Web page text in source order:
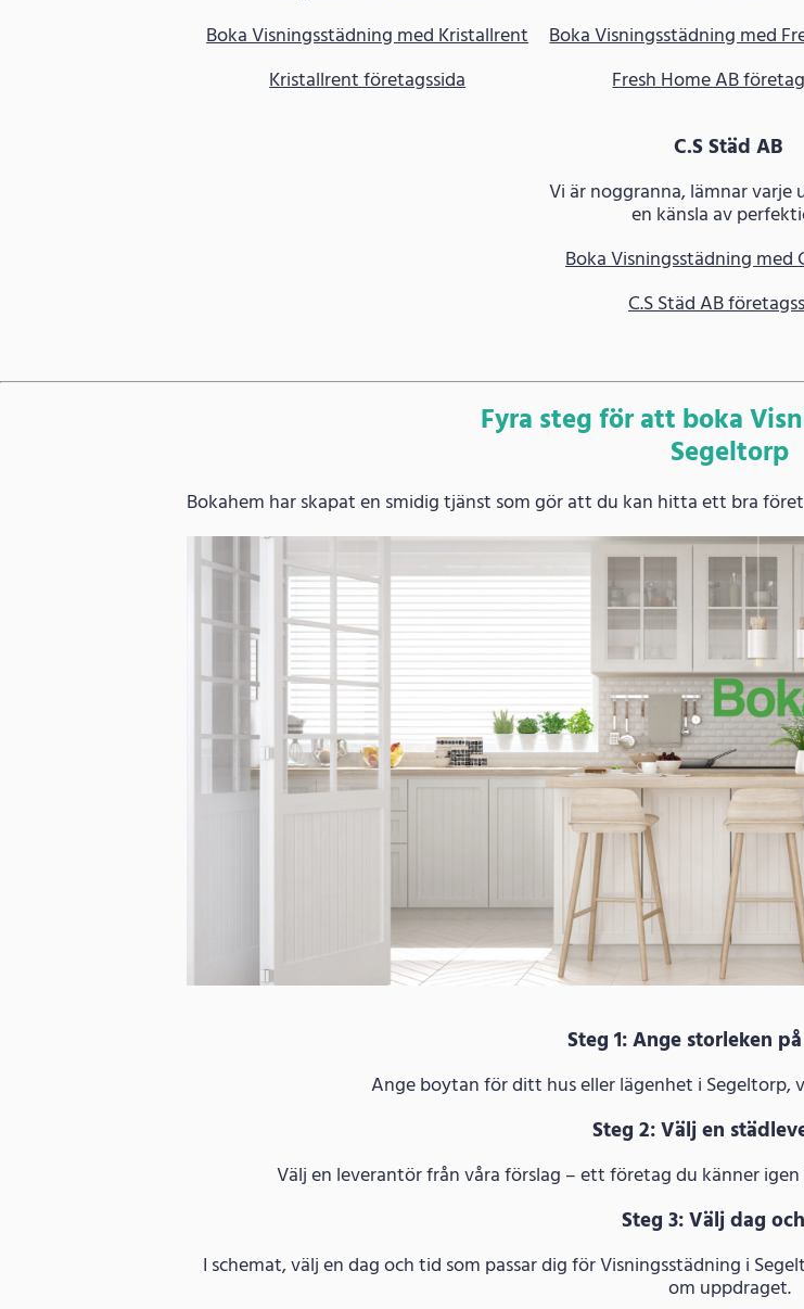
Boka Visningsstädning med Kristallrent
Kristallrent företagssida
Boka Visningsstädning med
Fresh Home AB
C.S Städ AB
Vi är noggranna, lämnar varje
en känsla av
Boka Visningsstädning med
C.S Städ AB
Fyra steg för att boka
Segeltorp
Bokahem har skapat en smidig tjänst som gör att du kan hitta ett bra
Steg 1: Ange storleken
Ange boytan för ditt hus eller lägenhet i Segeltorp,
Steg 2: Välj en
Välj en leverantör från våra förslag – ett företag du känner
Steg 3: Välj dag
I schemat, välj en dag och tid som passar dig för Visningsstädning i
om uppdraget.